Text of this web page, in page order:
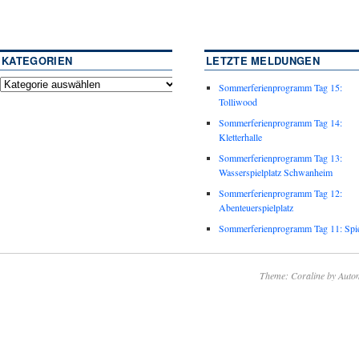
KATEGORIEN LETZTE MELDUNGEN
Sommerferienprogramm Tag 15:
Tolliwood
Sommerferienprogramm Tag 14:
Kletterhalle
Sommerferienprogramm Tag 13:
Wasserspielplatz Schwanheim
Sommerferienprogramm Tag 12:
Abenteuerspielplatz
Sommerferienprogramm Tag 11:
Theme: Coraline by